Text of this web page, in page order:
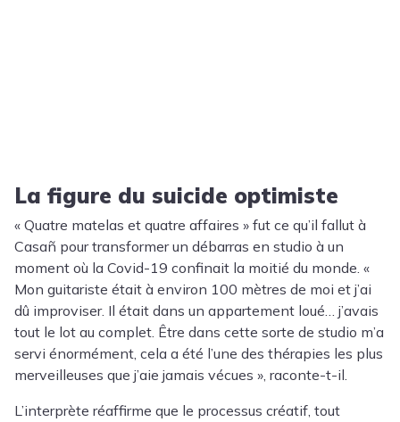
La figure du suicide optimiste
« Quatre matelas et quatre affaires » fut ce qu’il fallut à
Casañ pour transformer un débarras en studio à un
moment où la Covid-19 confinait la moitié du monde. «
Mon guitariste était à environ 100 mètres de moi et j’ai
dû improviser. Il était dans un appartement loué… j’avais
tout le lot au complet. Être dans cette sorte de studio m’a
servi énormément, cela a été l’une des thérapies les plus
merveilleuses que j’aie jamais vécues », raconte-t-il.
L’interprète réaffirme que le processus créatif, tout